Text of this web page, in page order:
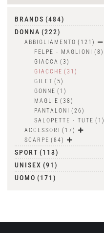
BRANDS (484)
DONNA (222)
ABBIGLIAMENTO (121)
FELPE - MAGLIONI (8)
GIACCA (3)
GIACCHE (31)
GILET (5)
GONNE (1)
MAGLIE (38)
PANTALONI (26)
SALOPETTE - TUTE (1)
ACCESSORI (17)
SCARPE (84)
SPORT (113)
UNISEX (91)
UOMO (171)